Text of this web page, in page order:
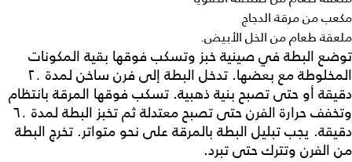
مكعب من مرقة الدجاج
ملعقة طعام من الخل الأبيض.
توضع البطة في صينية خبز وتسكب فوقها بقية المكونات
المخلوطة مع بعضها. تدخل البطة إلى فرن ساخن لمدة ٢٠
دقيقة أو حتى تصبح بنية ذهبية. تسكب فوقها المرقة بانتظام
وتخفف حرارة الفرن حتى تصبح معتدلة ثم تخبز البطة لمدة ٦٠
دقيقة. يجب تبليل البطة بالمرقة على نحو متواتر. تخرج البطة
من الفرن وتترك حتى تبرد.